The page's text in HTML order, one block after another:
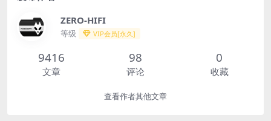
ZERO-HIFI
等级 VIP会员[永久]
9416
文章
98
评论
0
收藏
查看作者其他文章